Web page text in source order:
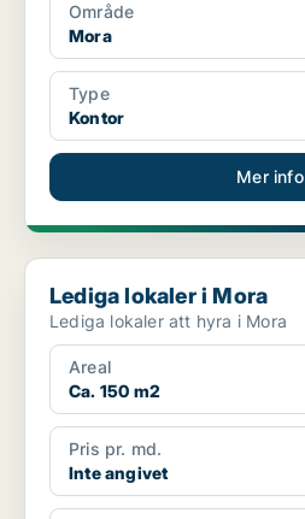
Område
Mora
Type
Kontor
Mer info
Lediga lokaler i Mora
Lediga lokaler i Mora
Lediga lokaler att hyra i Mora
Areal
Ca. 150 m2
Pris pr. md.
Inte angivet